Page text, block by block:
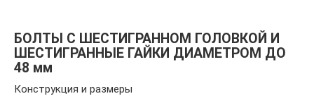
БОЛТЫ С ШЕСТИГРАННОМ ГОЛОВКОЙ И
ШЕСТИГРАННЫЕ ГАЙКИ ДИАМЕТРОМ ДО
48 мм
Конструкция и размеры